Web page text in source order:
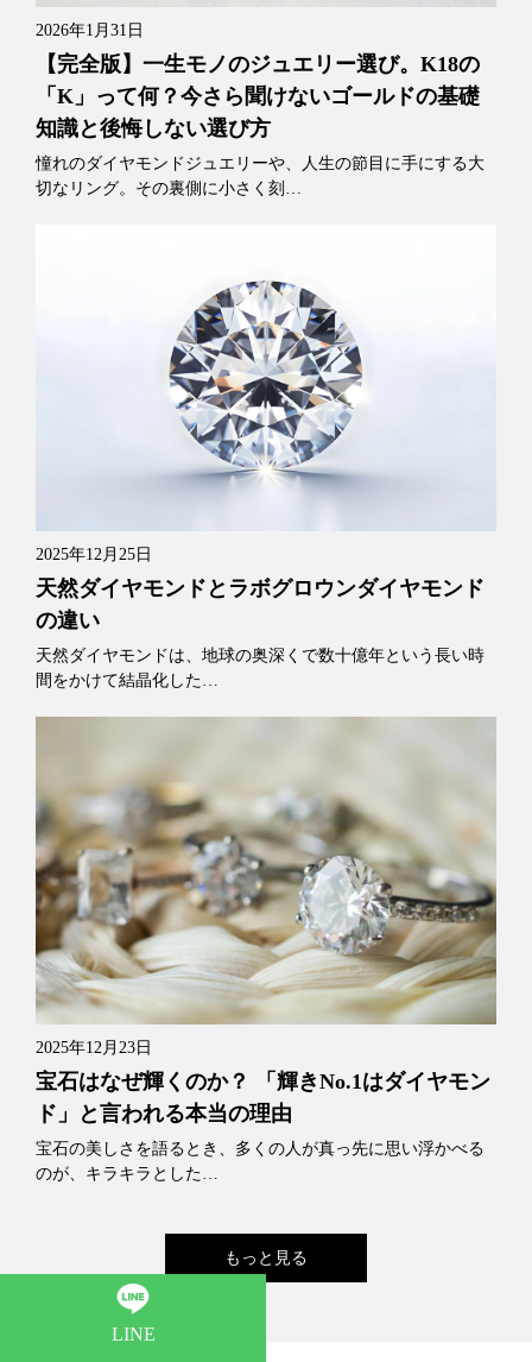
2026年1月31日
【完全版】一生モノのジュエリー選び。K18の
「K」って何？今さら聞けないゴールドの基礎
知識と後悔しない選び方
憧れのダイヤモンドジュエリーや、人生の節目に手にする大
切なリング。その裏側に小さく刻…
2025年12月25日
天然ダイヤモンドとラボグロウンダイヤモンド
の違い
天然ダイヤモンドは、地球の奥深くで数十億年という長い時
間をかけて結晶化した…
2025年12月23日
宝石はなぜ輝くのか？ 「輝きNo.1はダイヤモン
ド」と言われる本当の理由
宝石の美しさを語るとき、多くの人が真っ先に思い浮かべる
のが、キラキラとした…
もっと見る
LINE